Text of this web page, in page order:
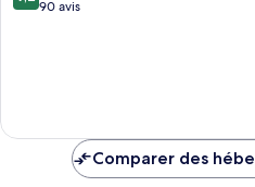
sur 90 avis
Comparer des